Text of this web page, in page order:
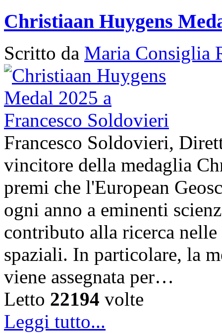
Christiaan Huygens
Scritto da Maria Consiglia
Francesco Soldovieri,
vincitore della medaglia
premi che l'European
ogni anno a eminenti
contributo alla ricerca nelle
spaziali. In particolare, la
viene assegnata per…
Letto 22194 volte
Leggi tutto...